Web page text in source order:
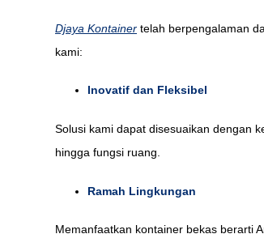
Djaya Kontainer telah berpengalaman
kami:
Inovatif dan Fleksibel
Solusi kami dapat disesuaikan dengan
hingga fungsi ruang.
Ramah Lingkungan
Memanfaatkan kontainer bekas berarti